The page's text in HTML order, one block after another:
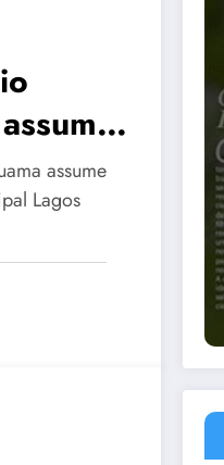
João
assume
Lagos